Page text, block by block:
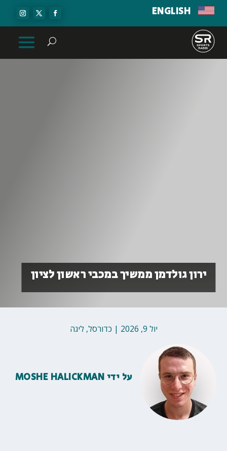
ENGLISH
ירון גולדמן ממשיך במכבי ראשון לציון
יול 9, 2026 | כדורסל,ליגה
על ידי MOSHE HALICKMAN